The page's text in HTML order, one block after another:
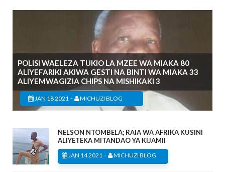
POLISI WAELEZA TUKIO LA MZEE WA MIAKA 80
ALIYEFARIKI AKIWA GESTI NA BINTI WA MIAKA 33
ALIYEMWAGIZIA CHIPS NA MISHIKAKI 3
JAN 18 2021 - MICHUZI BLOG
NELSON NTOMBELA; RAIA WA AFRIKA KUSINI
ALIYETEKA MITANDAO YA KIJAMII
JAN 14 2021 - MICHUZI BLOG